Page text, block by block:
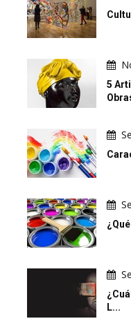
5
L...